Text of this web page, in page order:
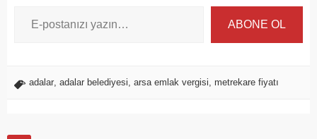
ABONE OL
adalar adalar belediyesi arsa emlak vergisi metrekare fiyatı